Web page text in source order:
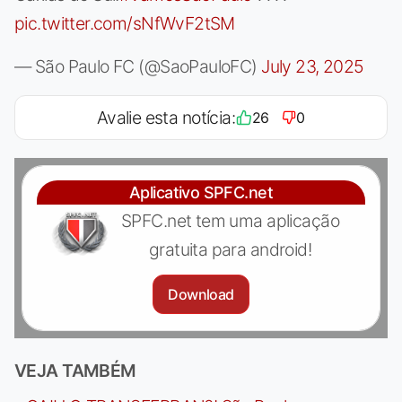
pic.twitter.com/sNfWvF2tSM
— São Paulo FC (@SaoPauloFC) July 23, 2025
Avalie esta notícia: 26 0
Aplicativo SPFC.net
SPFC.net tem uma aplicação
gratuita para android!
Download
VEJA TAMBÉM